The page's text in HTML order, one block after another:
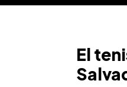
El